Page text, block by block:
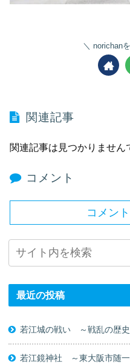
norichan
関連記事
関連記事は見つかりません
コメント
コメン
最近の投稿
若江城の戦い ～戦乱の歴史
若江鏡神社 ～東大阪市随一